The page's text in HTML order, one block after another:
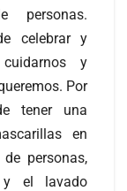
personas.
celebrar y
y
Por
tener una
en
personas,
y el lavado